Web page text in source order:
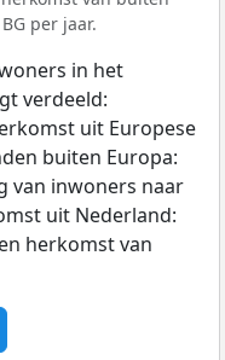
per jaar.
in het
verdeeld:
uit Europese
buiten Europa:
van inwoners naar
uit Nederland:
herkomst van